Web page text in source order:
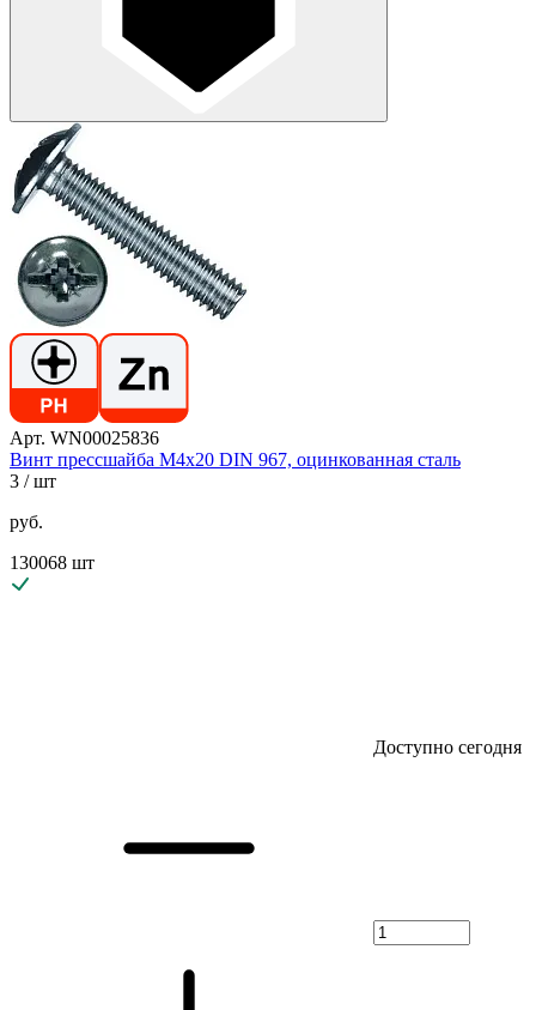
Арт. WN00025836
Винт прессшайба М4х20 DIN 967, оцинкованная сталь
3 / шт
руб.
130068 шт
Доступно сегодня